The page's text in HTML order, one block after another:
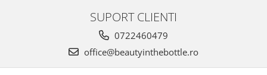
SUPORT CLIENTI
0722460479
office@beautyinthebottle.ro